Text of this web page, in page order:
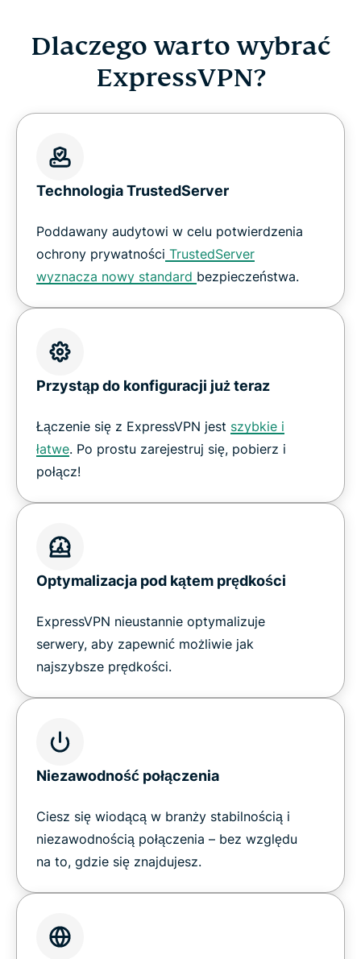
Dlaczego warto wybrać
ExpressVPN?
Technologia TrustedServer
Poddawany audytowi w celu potwierdzenia
ochrony prywatności TrustedServer
wyznacza nowy standard bezpieczeństwa.
Przystąp do konfiguracji już teraz
Łączenie się z ExpressVPN jest szybkie i
łatwe. Po prostu zarejestruj się, pobierz i
połącz!
Optymalizacja pod kątem prędkości
ExpressVPN nieustannie optymalizuje
serwery, aby zapewnić możliwie jak
najszybsze prędkości.
Niezawodność połączenia
Ciesz się wiodącą w branży stabilnością i
niezawodnością połączenia – bez względu
na to, gdzie się znajdujesz.